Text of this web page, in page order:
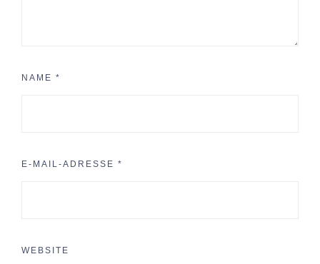
NAME *
E-MAIL-ADRESSE *
WEBSITE